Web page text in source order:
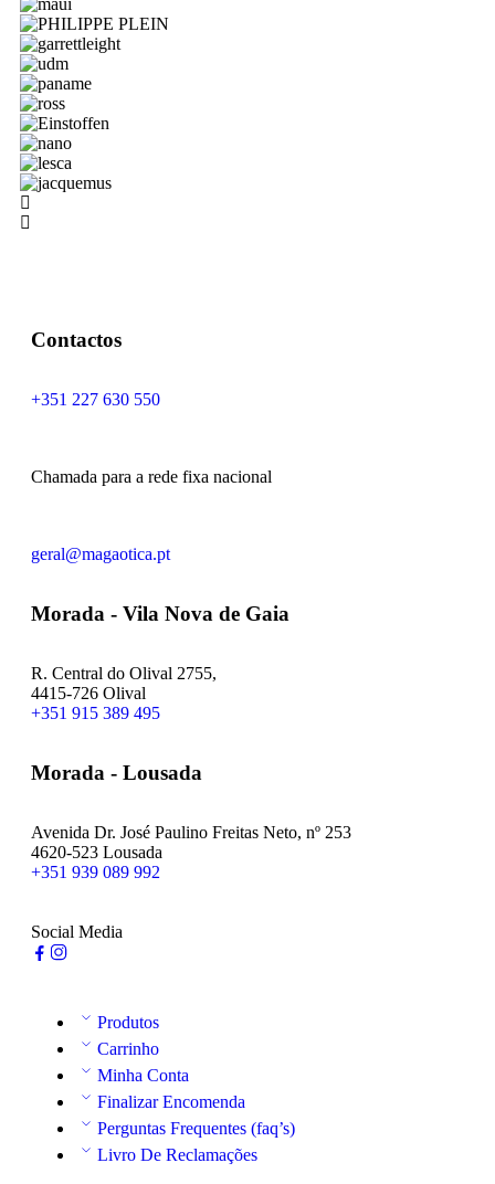
Contactos
+351 227 630 550
Chamada para a rede fixa nacional
geral@magaotica.pt
Morada - Vila Nova de Gaia
R. Central do Olival 2755,
4415-726 Olival
+351 915 389 495
Morada - Lousada
Avenida Dr. José Paulino Freitas Neto, nº 253
4620-523 Lousada
+351 939 089 992
Social Media
Produtos
Carrinho
Minha Conta
Finalizar Encomenda
Perguntas Frequentes (faq’s)
Livro De Reclamações